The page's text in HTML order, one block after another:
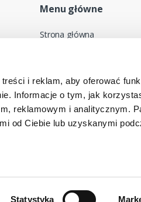
i reklam, aby oferować
Informacje o tym, jak
reklamowym i analitycznym.
od Ciebie lub uzyskanymi
Statystyka
Menu główne
Strona główna
Promocje
Kontakt